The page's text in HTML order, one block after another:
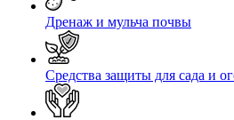
Дренаж и мульча почвы
Средства защиты для сада и